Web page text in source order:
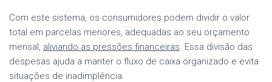
Com este sistema, os consumidores podem dividir o valor
total em parcelas menores, adequadas ao seu orçamento
mensal, aliviando as pressões financeiras. Essa divisão das
despesas ajuda a manter o fluxo de caixa organizado e evita
situações de inadimplência.